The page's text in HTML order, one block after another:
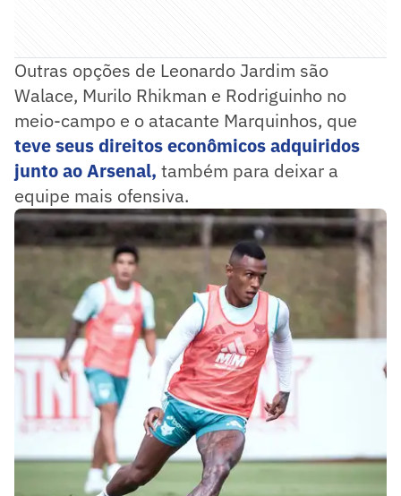
Outras opções de Leonardo Jardim são
Walace, Murilo Rhikman e Rodriguinho no
meio-campo e o atacante Marquinhos, que
teve seus direitos econômicos adquiridos
junto ao Arsenal, também para deixar a
equipe mais ofensiva.